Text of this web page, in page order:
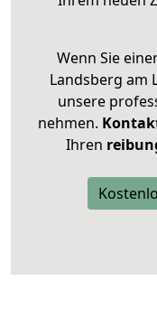
Wenn Sie
Landsberg am
unsere
nehmen.
Ihren